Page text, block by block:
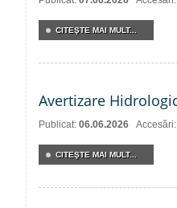
CITEŞTE MAI MULT...
Avertizare
Publicat: 06.06.2026
CITEŞTE MAI MULT...